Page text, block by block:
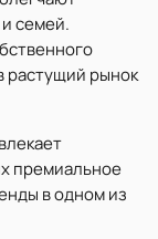
семей.
растущий рынок
премиальное
в одном из